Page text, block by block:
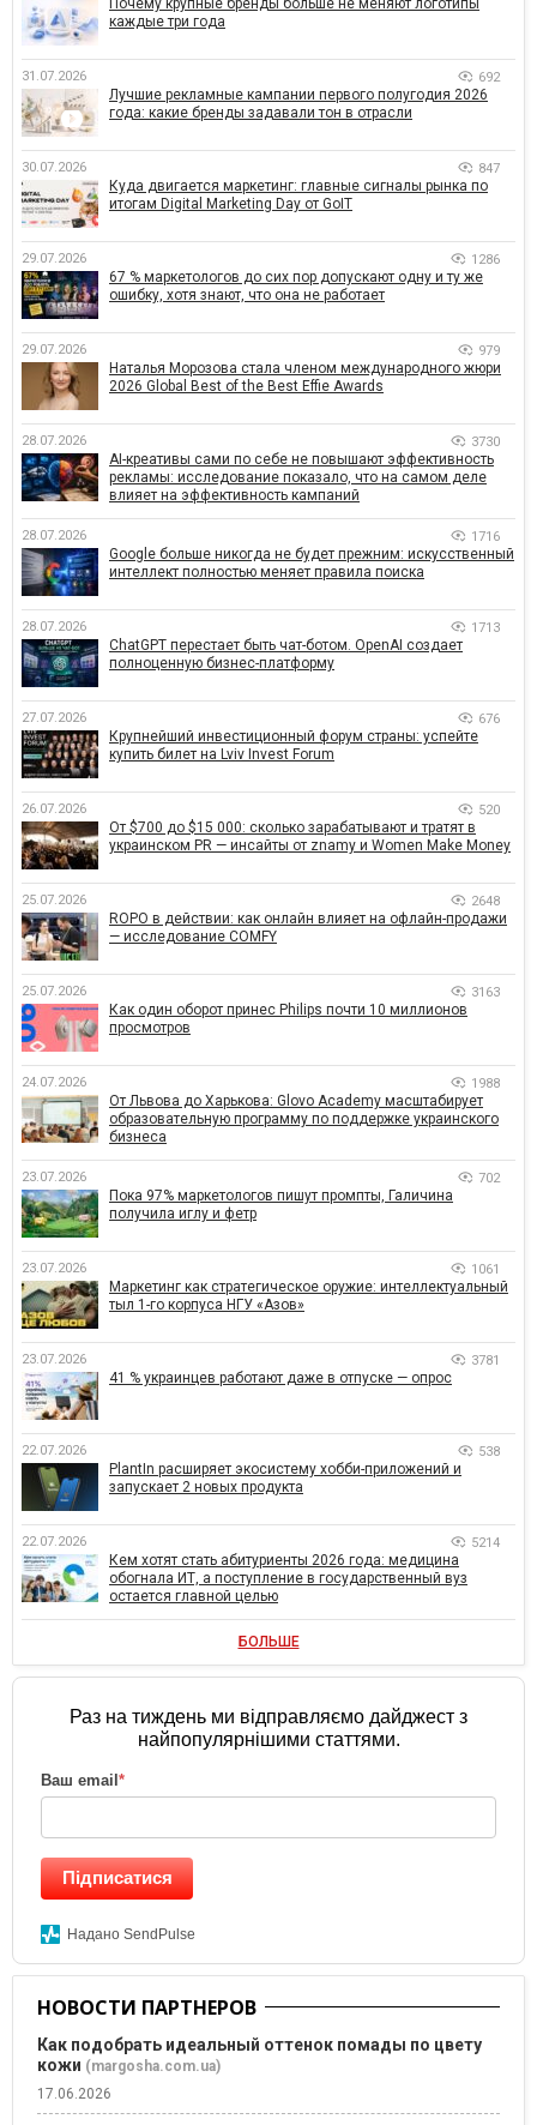
Почему крупные бренды больше не меняют логотипы
каждые три года
31.07.2026 692
Лучшие рекламные кампании первого полугодия 2026
года: какие бренды задавали тон в отрасли
30.07.2026 847
Куда двигается маркетинг: главные сигналы рынка по
итогам Digital Marketing Day от GoIT
29.07.2026 1286
67 % маркетологов до сих пор допускают одну и ту же
ошибку, хотя знают, что она не работает
29.07.2026 979
Наталья Морозова стала членом международного жюри
2026 Global Best of the Best Effie Awards
28.07.2026 3730
AI-креативы сами по себе не повышают эффективность
рекламы: исследование показало, что на самом деле
влияет на эффективность кампаний
28.07.2026 1716
Google больше никогда не будет прежним: искусственный
интеллект полностью меняет правила поиска
28.07.2026 1713
ChatGPT перестает быть чат-ботом. OpenAI создает
полноценную бизнес-платформу
27.07.2026 676
Крупнейший инвестиционный форум страны: успейте
купить билет на Lviv Invest Forum
26.07.2026 520
От $700 до $15 000: сколько зарабатывают и тратят в
украинском PR — инсайты от znamy и Women Make Money
25.07.2026 2648
ROPO в действии: как онлайн влияет на офлайн-продажи
— исследование COMFY
25.07.2026 3163
Как один оборот принес Philips почти 10 миллионов
просмотров
24.07.2026 1988
От Львова до Харькова: Glovo Academy масштабирует
образовательную программу по поддержке украинского
бизнеса
23.07.2026 702
Пока 97% маркетологов пишут промпты, Галичина
получила иглу и фетр
23.07.2026 1061
Маркетинг как стратегическое оружие: интеллектуальный
тыл 1-го корпуса НГУ «Азов»
23.07.2026 3781
41 % украинцев работают даже в отпуске — опрос
22.07.2026 538
PlantIn расширяет экосистему хобби-приложений и
запускает 2 новых продукта
22.07.2026 5214
Кем хотят стать абитуриенты 2026 года: медицина
обогнала ИТ, а поступление в государственный вуз
остается главной целью
БОЛЬШЕ
Раз на тиждень ми відправляємо дайджест з
найпопулярнішими статтями.
Ваш email *
Підписатися
Надано SendPulse
НОВОСТИ ПАРТНЕРОВ
Как подобрать идеальный оттенок помады по цвету
кожи (margosha.com.ua)
17.06.2026